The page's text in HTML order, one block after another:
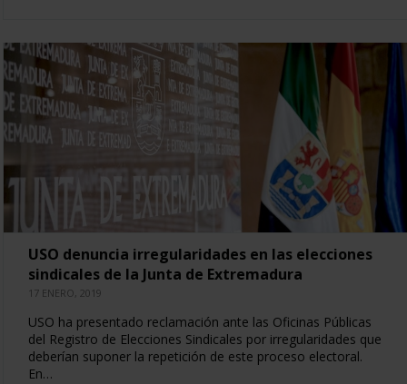
USO denuncia irregularidades en las elecciones
sindicales de la Junta de Extremadura
17 ENERO, 2019
USO ha presentado reclamación ante las Oficinas Públicas
del Registro de Elecciones Sindicales por irregularidades que
deberían suponer la repetición de este proceso electoral.
En…